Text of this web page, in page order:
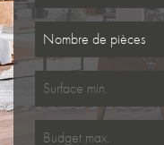
Nombre de pièces